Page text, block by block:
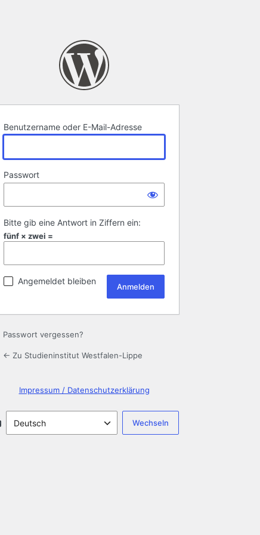
Benutzername oder E-Mail-Adresse
Passwort
Bitte gib eine Antwort in Ziffern ein:
fünf × zwei =
Angemeldet bleiben
Passwort vergessen?
← Zu Studieninstitut Westfalen-Lippe
Impressum / Datenschutzerklärung
Sprache